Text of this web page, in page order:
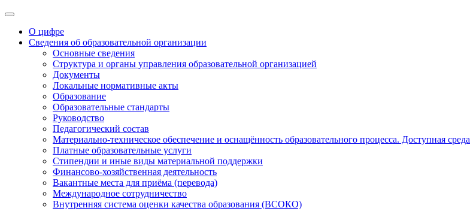
О цифре
Сведения об образовательной организации
Основные сведения
Структура и органы управления образовательной организацией
Документы
Локальные нормативные акты
Образование
Образовательные стандарты
Руководство
Педагогический состав
Материально-техническое обеспечение и оснащённость образовательного процесса. Доступная среда
Платные образовательные услуги
Стипендии и иные виды материальной поддержки
Финансово-хозяйственная деятельность
Вакантные места для приёма (перевода)
Международное сотрудничество
Внутренняя система оценки качества образования (ВСОКО)